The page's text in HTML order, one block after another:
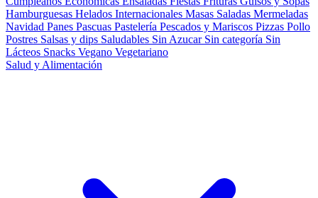
Hamburguesas Helados Internacionales Masas Saladas Mermeladas
Navidad Panes Pascuas Pastelería Pescados y Mariscos Pizzas Pollo
Postres Salsas y dips Saludables Sin Azucar Sin categoría Sin
Lácteos Snacks Vegano Vegetariano
Salud y Alimentación